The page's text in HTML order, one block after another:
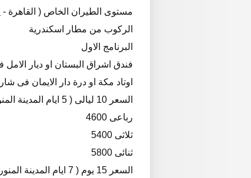
مستوى الطيران الخاص ( القاهرة -
الركوب من مطار اسكندرية
البرنامج الاول
فندق اشراق البستان او ديار الامل
اوتاد مكة او درة دار الايمان فى شارع الاجياد 400 م من
السعر 10 ليالى ( 5 ايام المدينة المنورة و 5 ايام فى مكة المكرمة )
رباعى 4600
ثلاثى 5400
ثنائى 5800
السعر 15 يوم ( 7 ايام المدينة المنورة و 7 ايام فى مكة المكرمة )